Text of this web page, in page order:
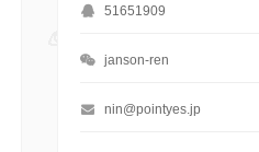
51651909
janson-ren
nin@pointyes.jp